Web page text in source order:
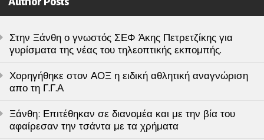
Στην Ξάνθη ο γνωστός ΣΕΦ Άκης Πετρετζίκης για
γυρίσματα της νέας του τηλεοπτικής εκπομπής.
Χορηγήθηκε στον ΑΟΞ η ειδική αθλητική αναγνώριση
απο τη Γ.Γ.Α
Ξάνθη: Επιτέθηκαν σε διανομέα και με την βία του
αφαίρεσαν την τσάντα με τα χρήματα